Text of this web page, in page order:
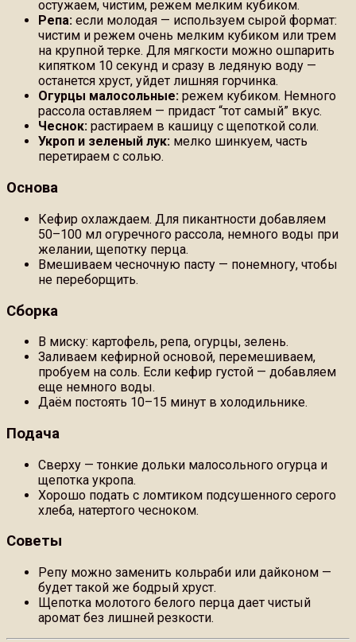
остужаем, чистим, режем мелким кубиком.
Репа: если молодая — используем сырой формат:
чистим и режем очень мелким кубиком или трем
на крупной терке. Для мягкости можно ошпарить
кипятком 10 секунд и сразу в ледяную воду —
останется хруст, уйдет лишняя горчинка.
Огурцы малосольные: режем кубиком. Немного
рассола оставляем — придаст “тот самый” вкус.
Чеснок: растираем в кашицу с щепоткой соли.
Укроп и зеленый лук: мелко шинкуем, часть
перетираем с солью.
Основа
Кефир охлаждаем. Для пикантности добавляем
50–100 мл огуречного рассола, немного воды при
желании, щепотку перца.
Вмешиваем чесночную пасту — понемногу, чтобы
не переборщить.
Сборка
В миску: картофель, репа, огурцы, зелень.
Заливаем кефирной основой, перемешиваем,
пробуем на соль. Если кефир густой — добавляем
еще немного воды.
Даём постоять 10–15 минут в холодильнике.
Подача
Сверху — тонкие дольки малосольного огурца и
щепотка укропа.
Хорошо подать с ломтиком подсушенного серого
хлеба, натертого чесноком.
Советы
Репу можно заменить кольраби или дайконом —
будет такой же бодрый хруст.
Щепотка молотого белого перца дает чистый
аромат без лишней резкости.